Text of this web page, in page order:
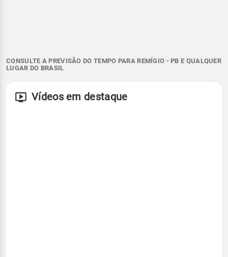
CONSULTE A PREVISÃO DO TEMPO PARA REMÍGIO - PB E QUALQUER
LUGAR DO BRASIL
Vídeos em destaque